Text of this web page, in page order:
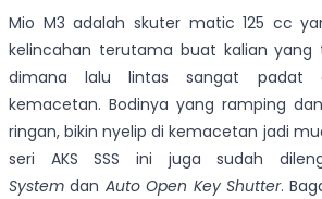
Mio M3 adalah skuter matic 125 cc
kelincahan terutama buat kalian yang
dimana lalu lintas sangat padat
kemacetan. Bodinya yang ramping dan
ringan, bikin nyelip di kemacetan jadi
seri AKS SSS ini juga sudah
System dan Auto Open Key Shutter.